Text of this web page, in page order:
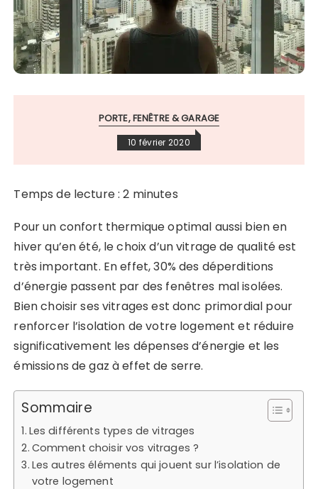
PORTE, FENÊTRE & GARAGE
10 février 2020
Temps de lecture :2 minutes
Pour un confort thermique optimal aussi bien en
hiver qu’en été, le choix d’un vitrage de qualité est
très important. En effet, 30% des déperditions
d’énergie passent par des fenêtres mal isolées.
Bien choisir ses vitrages est donc primordial pour
renforcer l’isolation de votre logement et réduire
significativement les dépenses d’énergie et les
émissions de gaz à effet de serre.
Sommaire
Les différents types de vitrages
Comment choisir vos vitrages ?
Les autres éléments qui jouent sur l’isolation de
votre logement